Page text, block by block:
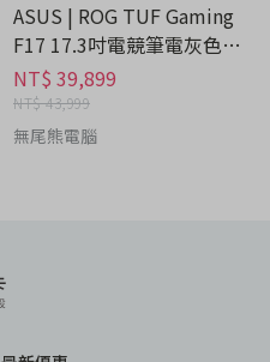
ASUS | ROG TUF Gaming
F17 17.3吋電競筆電灰色(i
7) - 筆電分
NT$ 39,899
NT$ 43,999
無尾熊電腦